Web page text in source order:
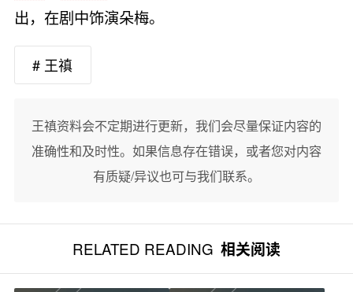
出，在剧中饰演朵梅。
# 王禛
王禛资料会不定期进行更新，我们会尽量保证内容的
准确性和及时性。如果信息存在错误，或者您对内容
有质疑/异议也可与我们联系。
RELATED READING 相关阅读